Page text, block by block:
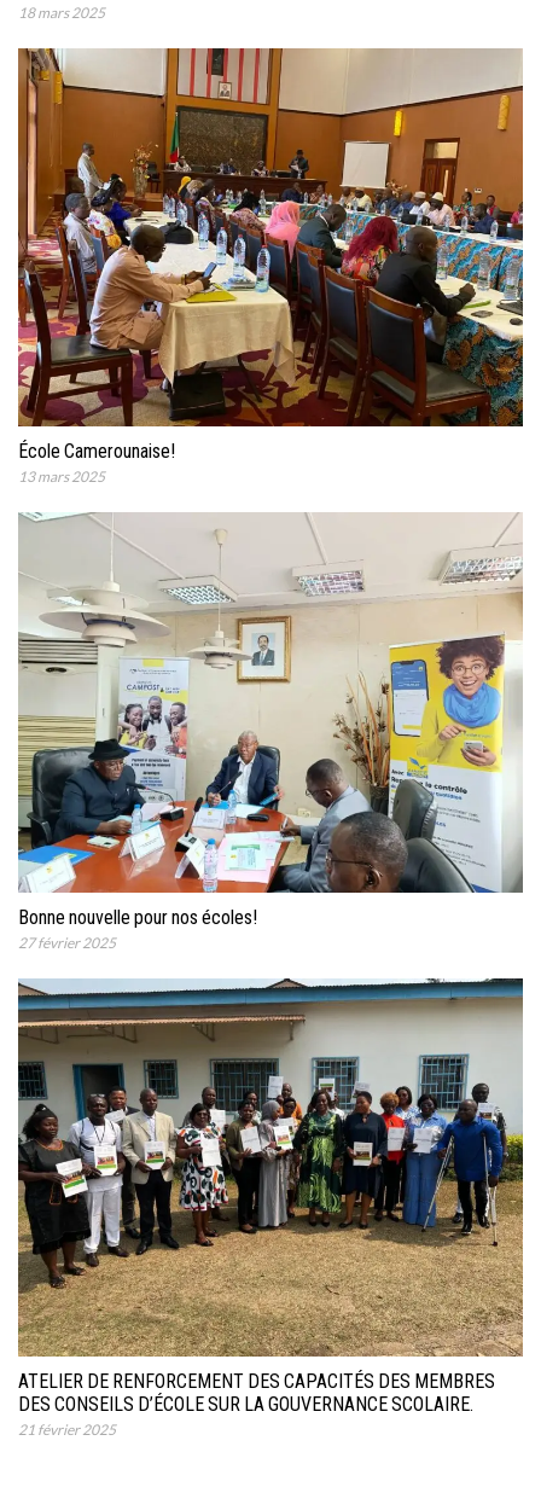
18 mars 2025
École Camerounaise!
13 mars 2025
Bonne nouvelle pour nos écoles!
27 février 2025
ATELIER DE RENFORCEMENT DES CAPACITÉS DES MEMBRES
DES CONSEILS D’ÉCOLE SUR LA GOUVERNANCE SCOLAIRE.
21 février 2025